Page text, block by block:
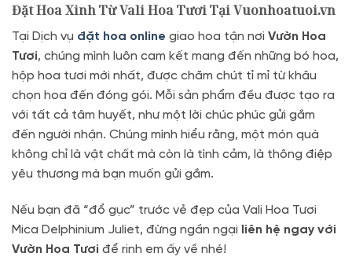
Đặt Hoa Xinh Từ Vali Hoa Tươi Tại Vuonhoatuoi.vn
Tại Dịch vụ đặt hoa online giao hoa tận nơi Vườn Hoa
Tươi, chúng mình luôn cam kết mang đến những bó hoa,
hộp hoa tươi mới nhất, được chăm chút tỉ mỉ từ khâu
chọn hoa đến đóng gói. Mỗi sản phẩm đều được tạo ra
với tất cả tâm huyết, như một lời chúc phúc gửi gắm
đến người nhận. Chúng mình hiểu rằng, một món quà
không chỉ là vật chất mà còn là tình cảm, là thông điệp
yêu thương mà bạn muốn gửi gắm.
Nếu bạn đã “đổ gục” trước vẻ đẹp của Vali Hoa Tươi
Mica Delphinium Juliet, đừng ngần ngại liên hệ ngay với
Vườn Hoa Tươi để rinh em ấy về nhé!